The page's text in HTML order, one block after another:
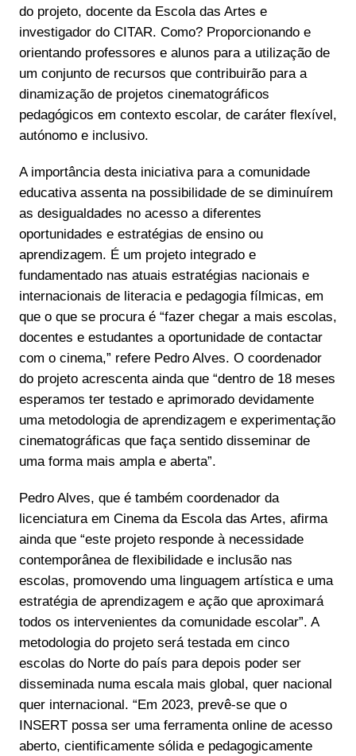
do projeto, docente da Escola das Artes e
investigador do CITAR. Como? Proporcionando e
orientando professores e alunos para a utilização de
um conjunto de recursos que contribuirão para a
dinamização de projetos cinematográficos
pedagógicos em contexto escolar, de caráter flexível,
autónomo e inclusivo.
A importância desta iniciativa para a comunidade
educativa assenta na possibilidade de se diminuírem
as desigualdades no acesso a diferentes
oportunidades e estratégias de ensino ou
aprendizagem. É um projeto integrado e
fundamentado nas atuais estratégias nacionais e
internacionais de literacia e pedagogia fílmicas, em
que o que se procura é “fazer chegar a mais escolas,
docentes e estudantes a oportunidade de contactar
com o cinema,” refere Pedro Alves. O coordenador
do projeto acrescenta ainda que “dentro de 18 meses
esperamos ter testado e aprimorado devidamente
uma metodologia de aprendizagem e experimentação
cinematográficas que faça sentido disseminar de
uma forma mais ampla e aberta”.
Pedro Alves, que é também coordenador da
licenciatura em Cinema da Escola das Artes, afirma
ainda que “este projeto responde à necessidade
contemporânea de flexibilidade e inclusão nas
escolas, promovendo uma linguagem artística e uma
estratégia de aprendizagem e ação que aproximará
todos os intervenientes da comunidade escolar”. A
metodologia do projeto será testada em cinco
escolas do Norte do país para depois poder ser
disseminada numa escala mais global, quer nacional
quer internacional. “Em 2023, prevê-se que o
INSERT possa ser uma ferramenta online de acesso
aberto, cientificamente sólida e pedagogicamente